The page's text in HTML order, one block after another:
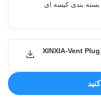
بسته بندی کیسه ای
XINXIA-Vent